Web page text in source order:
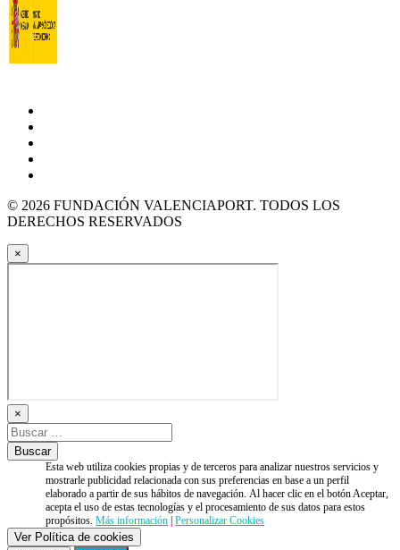
© 2026 FUNDACIÓN VALENCIAPORT. TODOS LOS
DERECHOS RESERVADOS
×
×
Esta web utiliza cookies propias y de terceros para analizar nuestros servicios y
mostrarle publicidad relacionada con sus preferencias en base a un perfil
elaborado a partir de sus hábitos de navegación. Al hacer clic en el botón Aceptar,
acepta el uso de estas tecnologías y el procesamiento de sus datos para estos
propósitos.Más información |Personalizar Cookies
Ver Política de cookies